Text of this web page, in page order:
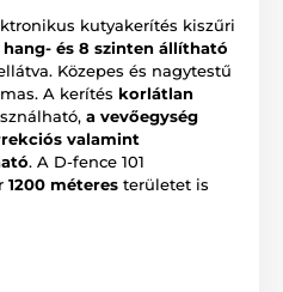
kutyakerítés kiszűri
hang- és 8 szinten állítható
Közepes és nagytestű
A kerítés korlátlan
a vevőegység
valamint
. A D-fence 101
1200 méteres területet is